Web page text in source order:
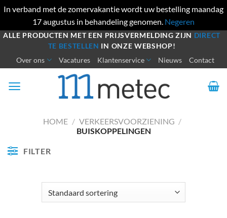
In verband met de zomervakantie wordt uw bestelling maandag
17 augustus in behandeling genomen. Negeren
Ga
inhoud
ALLE PRODUCTEN MET EEN PRIJSVERMELDING ZIJN DIRECT
TE BESTELLEN IN ONZE WEBSHOP!
Over ons Vacatures Klantenservice Nieuws Contact
HOME / VERKEERSVOORZIENING /
BUISKOPPELINGEN
FILTER